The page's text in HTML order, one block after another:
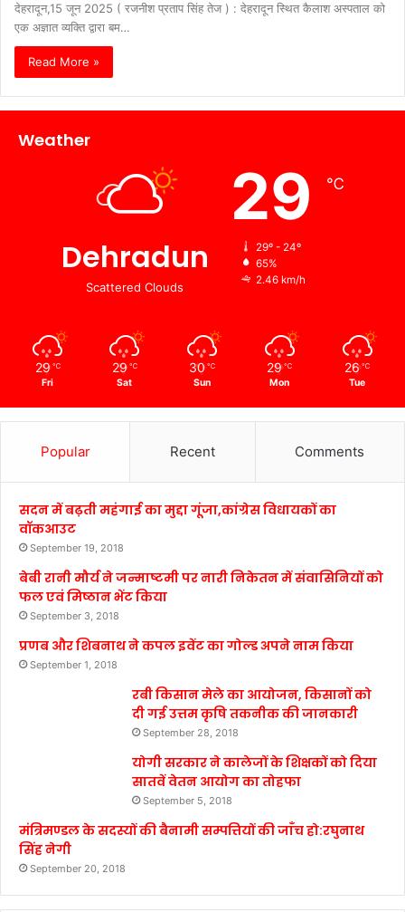
देहरादून,15 जून 2025 ( रजनीश प्रताप सिंह तेज ) : देहरादून स्थित कैलाश अस्पताल को
एक अज्ञात व्यक्ति द्वारा बम…
Read More »
Weather
Dehradun
Scattered Clouds
29 ℃
29º - 24º
65%
2.46 km/h
29 ℃
Fri
29 ℃
Sat
30 ℃
Sun
29 ℃
Mon
26 ℃
Tue
Popular Recent Comments
सदन में बढ़ती महंगाई का मुद्दा गूंजा,कांग्रेस विधायकों का
वॉकआउट
September 19, 2018
बेबी रानी मौर्य ने जन्माष्टमी पर नारी निकेतन में संवासिनियों को
फल एवं मिष्ठान भेंट किया
September 3, 2018
प्रणब और शिबनाथ ने कपल इवेंट का गोल्ड अपने नाम किया
September 1, 2018
रबी किसान मेले का आयोजन, किसानों को
दी गई उत्तम कृषि तकनीक की जानकारी
September 28, 2018
योगी सरकार ने कालेजों के शिक्षकों को दिया
सातवें वेतन आयोग का तोहफा
September 5, 2018
मंत्रिमण्डल के सदस्यों की बैनामी सम्पत्तियों की जाँच हो:रघुनाथ
सिंह नेगी
September 20, 2018